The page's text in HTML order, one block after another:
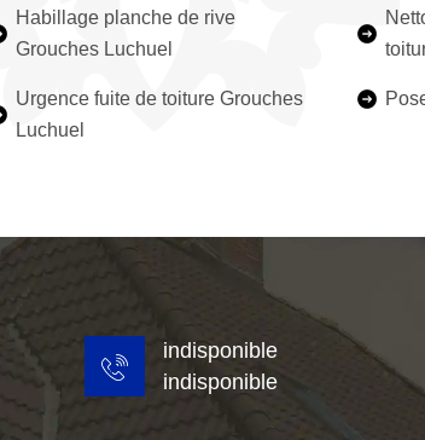
Habillage planche de rive
Grouches Luchuel
Urgence fuite de toiture Grouches
Luchuel
indisponible
indisponible